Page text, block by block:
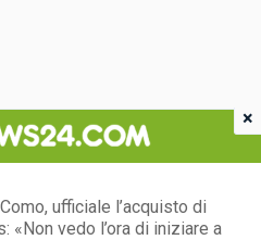
Como, ufficiale l’acquisto di
«Non vedo l’ora di iniziare a
×